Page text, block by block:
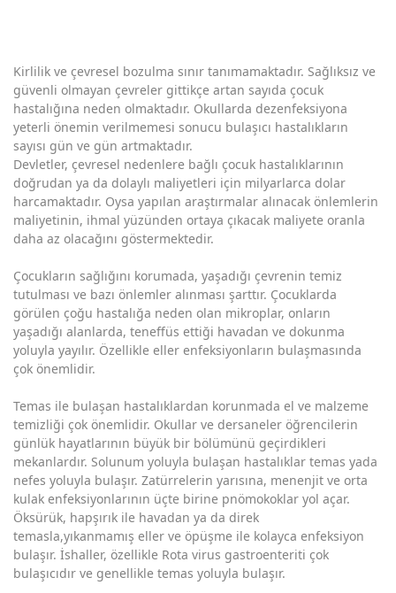
Kirlilik ve çevresel bozulma sınır tanımamaktadır. Sağlıksız ve
güvenli olmayan çevreler gittikçe artan sayıda çocuk
hastalığına neden olmaktadır. Okullarda dezenfeksiyona
yeterli önemin verilmemesi sonucu bulaşıcı hastalıkların
sayısı gün ve gün artmaktadır.
Devletler, çevresel nedenlere bağlı çocuk hastalıklarının
doğrudan ya da dolaylı maliyetleri için milyarlarca dolar
harcamaktadır. Oysa yapılan araştırmalar alınacak önlemlerin
maliyetinin, ihmal yüzünden ortaya çıkacak maliyete oranla
daha az olacağını göstermektedir.
Çocukların sağlığını korumada, yaşadığı çevrenin temiz
tutulması ve bazı önlemler alınması şarttır. Çocuklarda
görülen çoğu hastalığa neden olan mikroplar, onların
yaşadığı alanlarda, teneffüs ettiği havadan ve dokunma
yoluyla yayılır. Özellikle eller enfeksiyonların bulaşmasında
çok önemlidir.
Temas ile bulaşan hastalıklardan korunmada el ve malzeme
temizliği çok önemlidir. Okullar ve dersaneler öğrencilerin
günlük hayatlarının büyük bir bölümünü geçirdikleri
mekanlardır. Solunum yoluyla bulaşan hastalıklar temas yada
nefes yoluyla bulaşır. Zatürrelerin yarısına, menenjit ve orta
kulak enfeksiyonlarının üçte birine pnömokoklar yol açar.
Öksürük, hapşırık ile havadan ya da direk
temasla,yıkanmamış eller ve öpüşme ile kolayca enfeksiyon
bulaşır. İshaller, özellikle Rota virus gastroenteriti çok
bulaşıcıdır ve genellikle temas yoluyla bulaşır.